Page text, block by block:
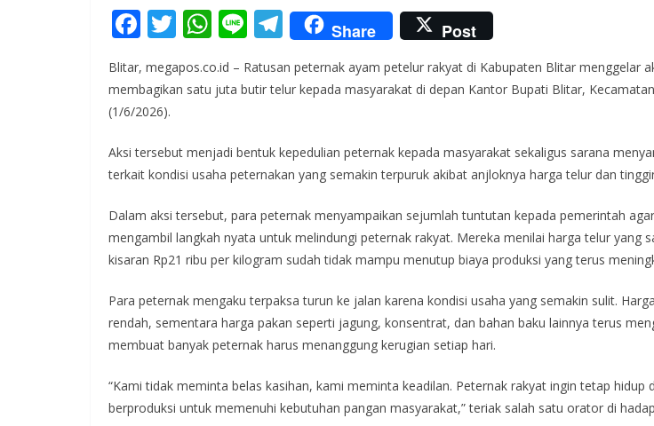
F
e
b
o
T
itt
W
at
s
p
Li
e
T
el
e
m
Share Post
Blitar, megapos.co.id – Ratusan peternak ayam petelur rakyat di Kabupaten Blitar menggelar
membagikan satu juta butir telur kepada masyarakat di depan Kantor Bupati Blitar,
(1/6/2026).
Aksi tersebut menjadi bentuk kepedulian peternak kepada masyarakat sekaligus sarana
terkait kondisi usaha peternakan yang semakin terpuruk akibat anjloknya harga telur dan
Dalam aksi tersebut, para peternak menyampaikan sejumlah tuntutan kepada pemerintah
mengambil langkah nyata untuk melindungi peternak rakyat. Mereka menilai harga telur yang
kisaran Rp21 ribu per kilogram sudah tidak mampu menutup biaya produksi yang terus
Para peternak mengaku terpaksa turun ke jalan karena kondisi usaha yang semakin sulit.
rendah, sementara harga pakan seperti jagung, konsentrat, dan bahan baku lainnya terus
membuat banyak peternak harus menanggung kerugian setiap hari.
“Kami tidak meminta belas kasihan, kami meminta keadilan. Peternak rakyat ingin tetap hidup
berproduksi untuk memenuhi kebutuhan pangan masyarakat,” teriak salah satu orator di